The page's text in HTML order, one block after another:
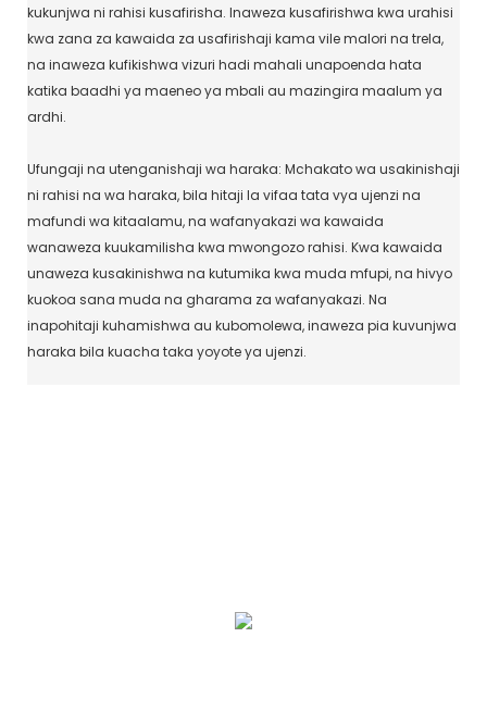
kukunjwa ni rahisi kusafirisha. Inaweza kusafirishwa kwa urahisi
kwa zana za kawaida za usafirishaji kama vile malori na trela,
na inaweza kufikishwa vizuri hadi mahali unapoenda hata
katika baadhi ya maeneo ya mbali au mazingira maalum ya
ardhi.
Ufungaji na utenganishaji wa haraka: Mchakato wa usakinishaji
ni rahisi na wa haraka, bila hitaji la vifaa tata vya ujenzi na
mafundi wa kitaalamu, na wafanyakazi wa kawaida
wanaweza kuukamilisha kwa mwongozo rahisi. Kwa kawaida
unaweza kusakinishwa na kutumika kwa muda mfupi, na hivyo
kuokoa sana muda na gharama za wafanyakazi. Na
inapohitaji kuhamishwa au kubomolewa, inaweza pia kuvunjwa
haraka bila kuacha taka yoyote ya ujenzi.